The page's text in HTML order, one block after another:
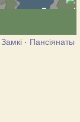
Замкі · Пансіянаты